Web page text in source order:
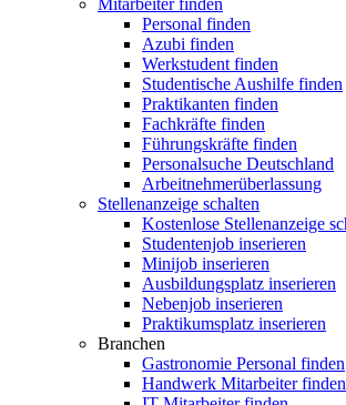
Mitarbeiter finden
Personal finden
Azubi finden
Werkstudent finden
Studentische Aushilfe finden
Praktikanten finden
Fachkräfte finden
Führungskräfte finden
Personalsuche Deutschland
Arbeitnehmerüberlassung
Stellenanzeige schalten
Kostenlose Stellenanzeige
Studentenjob inserieren
Minijob inserieren
Ausbildungsplatz inserieren
Nebenjob inserieren
Praktikumsplatz inserieren
Branchen
Gastronomie Personal finden
Handwerk Mitarbeiter finden